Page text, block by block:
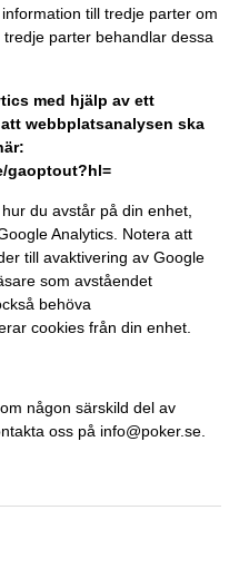
till tredje parter om
parter behandlar dessa
med hjälp av ett
webbplatsanalysen ska
gaoptout?hl=
du avstår på din enhet,
Analytics. Notera att
till avaktivering av Google
som avståendet
behöva
cookies från din enhet.
någon särskild del av
oss på info@poker.se